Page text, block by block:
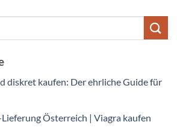
diskret kaufen: Der ehrliche Guide für
Österreich | Viagra kaufen